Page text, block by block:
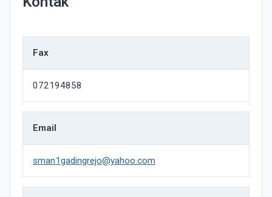
Fax
072194858
Email
sman1gadingrejo@yahoo.com